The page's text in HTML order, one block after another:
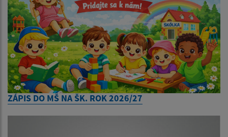
ZÁPIS DO MŠ NA ŠK. ROK 2026/27